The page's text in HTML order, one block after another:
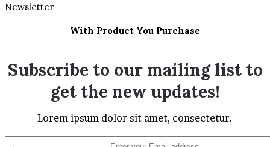
Newsletter
With Product You Purchase
Subscribe to our mailing list to
get the new updates!
Lorem ipsum dolor sit amet, consectetur.